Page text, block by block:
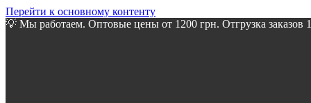
Перейти к основному контенту
💡 Мы работаем. Оптовые цены от 1200 грн. Отгрузка заказов